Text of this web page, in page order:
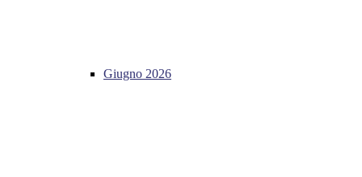
Giugno 2026